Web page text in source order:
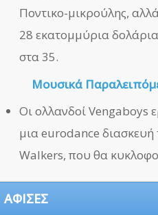
Ποντικο-μικρούλης,
28 εκατομμύρια
στα 35.
Μουσικά
Οι ολλανδοί Vengaboys
μια eurodance
Walkers, που θα
ΑΦΙΣΕΣ